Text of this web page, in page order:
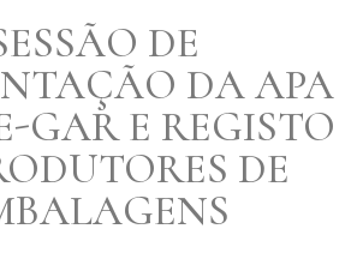
DE
DA APA
GAR E REGISTO
DE